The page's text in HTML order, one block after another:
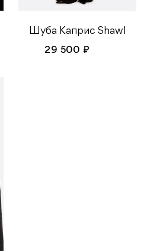
Шуба Каприс Shawl
29 500 ₽